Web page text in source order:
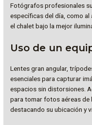
Fotógrafos profesionales
específicas del día, como
el chalet bajo la mejor
Uso de un
Lentes gran angular,
esenciales para capturar
espacios sin distorsiones.
para tomar fotos aéreas de
destacando su ubicación y